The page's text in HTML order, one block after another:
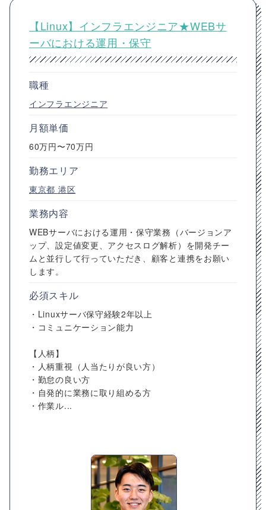
【Linux】インフラエンジニア★WEBサ
ーバにおける運用・保守
職種
インフラエンジニア
月額単価
60万円〜70万円
勤務エリア
東京都 港区
業務内容
WEBサーバにおける運用・保守業務（バージョンア
ップ、設定値変更、アクセスログ解析）を開発チー
ムと並行して行っていただき、顧客と連携をお願い
します。
必須スキル
・Linuxサーバ保守経験2年以上
・コミュニケーション能力
【人柄】
・人柄重視（人当たりが良い方）
・勤怠の良い方
・自発的に業務に取り組める方
・作業ル...